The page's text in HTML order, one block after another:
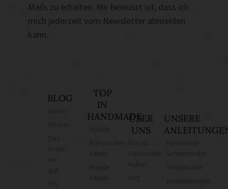
Mails zu erhalten. Mir bewusst ist, dass ich
mich jederzeit vom Newsletter abmelden
kann.
BLOG
gut!
TOP
IN
HANDMADE
häkeln
ÜBER
UNS
Was ist
Kultur?
UNSERE
Kostenlose
Schnittmuster
Strickmuster
Bauanleitungen